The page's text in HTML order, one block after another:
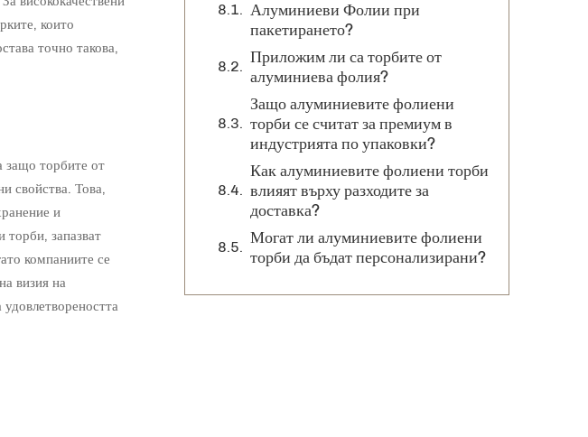
които
точно такова,
защо торбите от
свойства. Това,
и
торби, запазват
компаниите се
визия на
Алуминиеви Фолии при
пакетирането?
Приложим ли са торбите от
алуминиева фолия?
Защо алуминиевите фолиени
торби се считат за премиум в
индустрията по упаковки?
Как алуминиевите фолиени торби
влияят върху разходите за
доставка?
Могат ли алуминиевите фолиени
торби да бъдат персонализирани?